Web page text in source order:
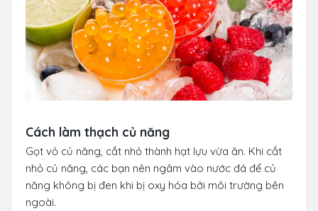
Cách làm thạch củ năng
Gọt vỏ củ năng, cắt nhỏ thành hạt lựu vừa ăn. Khi cắt
nhỏ củ năng, các bạn nên ngâm vào nước đá để củ
năng không bị đen khi bị oxy hóa bởi môi trường bên
ngoài.